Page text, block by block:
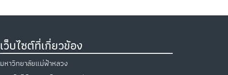
เว็บไซต์ที่เกี่ยวข้อง
มหาวิทยาลัยแม่ฟ้าหลวง